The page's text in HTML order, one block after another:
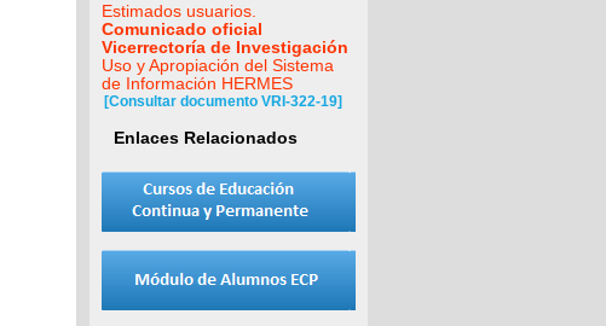
Estimados usuarios.
Comunicado oficial
Vicerrectoría de Investigación
Uso y Apropiación del Sistema
de Información HERMES
[Consultar documento VRI-322-19]
Enlaces Relacionados